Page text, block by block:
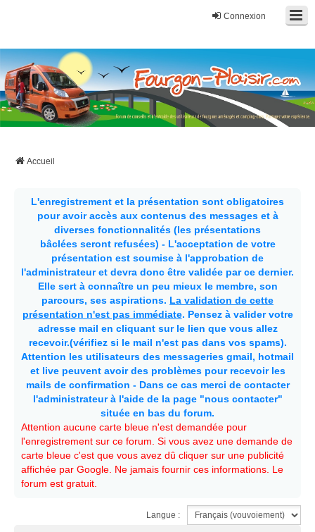
Connexion
Fourgon-plaisir.com
Forum de conseils et d'entraide des utilisateurs de fourgons, fourgons
aménagés, vans et de camping-car. Partagez votre expérience.
Accueil
L'enregistrement et la présentation sont obligatoires
pour avoir accès aux contenus des messages et à
diverses fonctionnalités (les présentations
bâclées seront refusées) - L'acceptation de votre
présentation est soumise à l'approbation de
l'administrateur et devra donc être validée par ce dernier.
Elle sert à connaître un peu mieux le membre, son
parcours, ses aspirations. La validation de cette
présentation n'est pas immédiate. Pensez à valider votre
adresse mail en cliquant sur le lien que vous allez
recevoir.(vérifiez si le mail n'est pas dans vos spams).
Attention les utilisateurs des messageries gmail, hotmail
et live peuvent avoir des problèmes pour recevoir les
mails de confirmation - Dans ce cas merci de contacter
l'administrateur à l'aide de la page "nous contacter"
située en bas du forum.
Attention aucune carte bleue n'est demandée pour
l'enregistrement sur ce forum. Si vous avez une demande de
carte bleue c'est que vous avez dû cliquer sur une publicité
affichée par Google. Ne jamais fournir ces informations. Le
forum est gratuit.
Langue :